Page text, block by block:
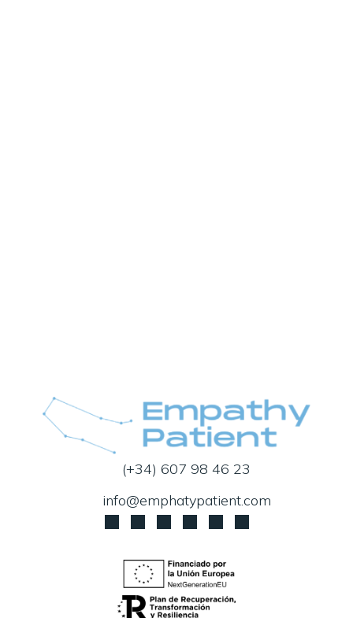
(+34) 607 98 46 23
info@emphatypatient.com